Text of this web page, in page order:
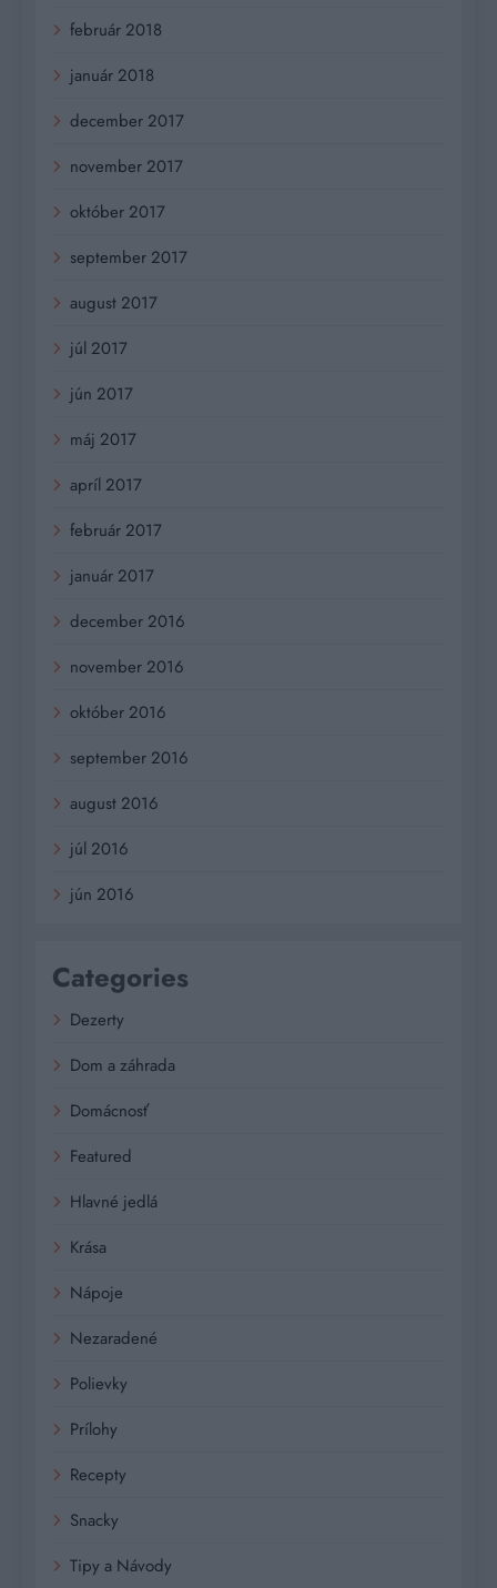
február 2018
január 2018
december 2017
november 2017
október 2017
september 2017
august 2017
júl 2017
jún 2017
máj 2017
apríl 2017
február 2017
január 2017
december 2016
november 2016
október 2016
september 2016
august 2016
júl 2016
jún 2016
Categories
Dezerty
Dom a záhrada
Domácnosť
Featured
Hlavné jedlá
Krása
Nápoje
Nezaradené
Polievky
Prílohy
Recepty
Snacky
Tipy a Návody